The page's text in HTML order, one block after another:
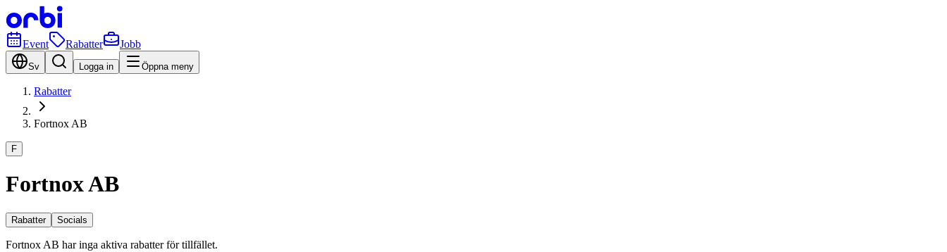
Event Rabatter Jobb
Sv Logga in Öppna meny
Rabatter
Fortnox AB
F
Fortnox AB
Rabatter Socials
Fortnox AB har inga aktiva rabatter för tillfället.